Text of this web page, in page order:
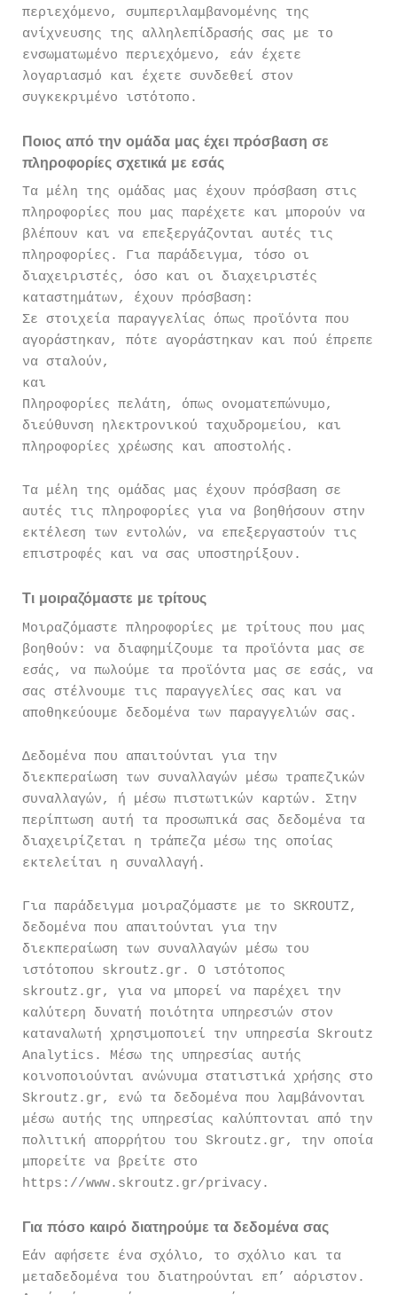
περιεχόμενο, συμπεριλαμβανομένης της
ανίχνευσης της αλληλεπίδρασής σας με το
ενσωματωμένο περιεχόμενο, εάν έχετε
λογαριασμό και έχετε συνδεθεί στον
συγκεκριμένο ιστότοπο.
Ποιος από την ομάδα μας έχει πρόσβαση σε
πληροφορίες σχετικά με εσάς
Τα μέλη της ομάδας μας έχουν πρόσβαση στις
πληροφορίες που μας παρέχετε και μπορούν να
βλέπουν και να επεξεργάζονται αυτές τις
πληροφορίες. Για παράδειγμα, τόσο οι
διαχειριστές, όσο και οι διαχειριστές
καταστημάτων, έχουν πρόσβαση:
Σε στοιχεία παραγγελίας όπως προϊόντα που
αγοράστηκαν, πότε αγοράστηκαν και πού έπρεπε
να σταλούν,
και
Πληροφορίες πελάτη, όπως ονοματεπώνυμο,
διεύθυνση ηλεκτρονικού ταχυδρομείου, και
πληροφορίες χρέωσης και αποστολής.
Τα μέλη της ομάδας μας έχουν πρόσβαση σε
αυτές τις πληροφορίες για να βοηθήσουν στην
εκτέλεση των εντολών, να επεξεργαστούν τις
επιστροφές και να σας υποστηρίξουν.
Τι μοιραζόμαστε με τρίτους
Μοιραζόμαστε πληροφορίες με τρίτους που μας
βοηθούν: να διαφημίζουμε τα προϊόντα μας σε
εσάς, να πωλούμε τα προϊόντα μας σε εσάς, να
σας στέλνουμε τις παραγγελίες σας και να
αποθηκεύουμε δεδομένα των παραγγελιών σας.
Δεδομένα που απαιτούνται για την
διεκπεραίωση των συναλλαγών μέσω τραπεζικών
συναλλαγών, ή μέσω πιστωτικών καρτών. Στην
περίπτωση αυτή τα προσωπικά σας δεδομένα τα
διαχειρίζεται η τράπεζα μέσω της οποίας
εκτελείται η συναλλαγή.
Για παράδειγμα μοιραζόμαστε με το SKROUTZ,
δεδομένα που απαιτούνται για την
διεκπεραίωση των συναλλαγών μέσω του
ιστότοπου skroutz.gr. Ο ιστότοπος
skroutz.gr, για να μπορεί να παρέχει την
καλύτερη δυνατή ποιότητα υπηρεσιών στον
καταναλωτή χρησιμοποιεί την υπηρεσία Skroutz
Analytics. Μέσω της υπηρεσίας αυτής
κοινοποιούνται ανώνυμα στατιστικά χρήσης στο
Skroutz.gr, ενώ τα δεδομένα που λαμβάνονται
μέσω αυτής της υπηρεσίας καλύπτονται από την
πολιτική απορρήτου του Skroutz.gr, την οποία
μπορείτε να βρείτε στο
https://www.skroutz.gr/privacy.
Για πόσο καιρό διατηρούμε τα δεδομένα σας
Εάν αφήσετε ένα σχόλιο, το σχόλιο και τα
μεταδεδομένα του διατηρούνται επ’ αόριστον.